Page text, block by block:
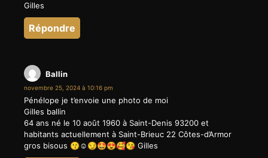
Gilles
Répondre
Ballin
novembre 25, 2024 à 10:16 pm
Pénélope je t’envoie une photo de moi
Gilles ballin
64 ans né le 10 août 1960 à Saint-Denis 93200 et
habitants actuellement à Saint-Brieuc 22 Côtes-d’Armor
gros bisous 😗☺️😏🤩😍🥰😘 Gilles